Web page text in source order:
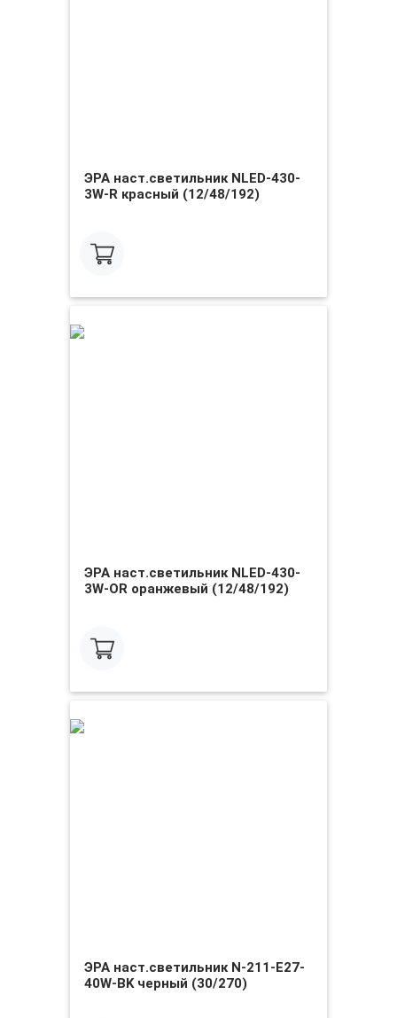
ЭРА наст.светильник NLED-430-
3W-R красный (12/48/192)
ЭРА наст.светильник NLED-430-
3W-OR оранжевый (12/48/192)
ЭРА наст.светильник N-211-E27-
40W-BK черный (30/270)